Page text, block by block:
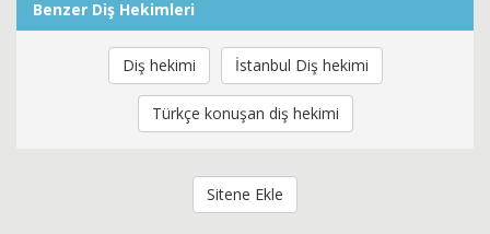
Benzer Diş Hekimleri
Diş hekimi İstanbul Diş hekimi
Türkçe konuşan diş hekimi
Sitene Ekle